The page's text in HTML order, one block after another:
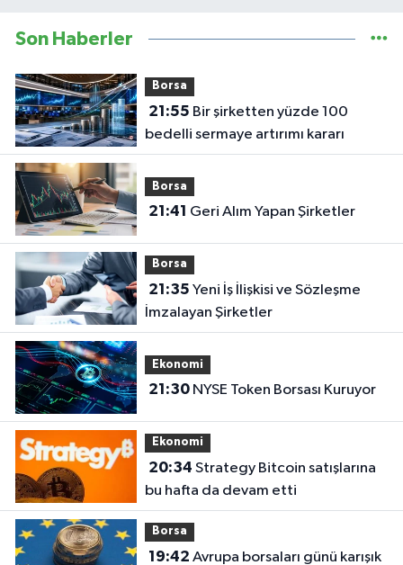
Son Haberler
Borsa
21:55
bedelli sermaye artırımı kararı
Borsa
21:41 Geri Alım Yapan Şirketler
Borsa
21:35
İmzalayan Şirketler
Ekonomi
21:30 NYSE Token Borsası Kuruyor
Ekonomi
20:34
bu hafta da devam etti
Borsa
19:42